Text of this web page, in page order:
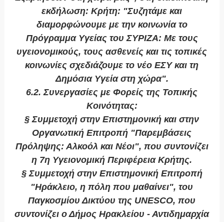
εκδήλωση: Κρήτη: "Συζητάμε και
διαμορφώνουμε με την κοινωνία το
Πρόγραμμα Υγείας του ΣΥΡΙΖΑ: Με τους
υγειονομικούς, τους ασθενείς και τις τοπικές
κοινωνίες σχεδιάζουμε το νέο ΕΣΥ και τη
Δημόσια Υγεία στη χώρα".
6.2. Συνεργασίες με Φορείς της Τοπικής
Κοινότητας:
§ Συμμετοχή στην Επιστημονική και στην
Οργανωτική Επιτροπή "Παρεμβάσεις
Πρόληψης: Αλκοόλ και Νέοι", που συντονίζει
η 7η Υγειονομική Περιφέρεια Κρήτης.
§ Συμμετοχή στην Επιστημονική Επιτροπή
"Ηράκλειο, η πόλη που μαθαίνει", του
Παγκοσμίου Δικτύου της UNESCO, που
συντονίζει ο Δήμος Ηρακλείου - Αντιδημαρχία